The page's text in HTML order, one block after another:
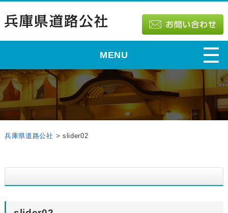
MENU
兵庫県道路公社 > slider02